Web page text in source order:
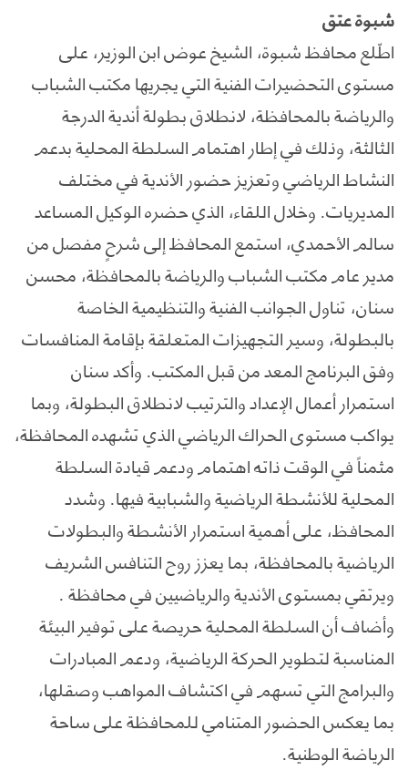
شبوة عتق
اطّلع محافظ شبوة، الشيخ عوض ابن الوزير، على
مستوى التحضيرات الفنية التي يجريها مكتب الشباب
والرياضة بالمحافظة، لانطلاق بطولة أندية الدرجة
الثالثة، وذلك في إطار اهتمام السلطة المحلية بدعم
النشاط الرياضي وتعزيز حضور الأندية في مختلف
المديريات. وخلال اللقاء، الذي حضره الوكيل المساعد
سالم الأحمدي، استمع المحافظ إلى شرحٍ مفصل من
مدير عام مكتب الشباب والرياضة بالمحافظة، محسن
سنان، تناول الجوانب الفنية والتنظيمية الخاصة
بالبطولة، وسير التجهيزات المتعلقة بإقامة المنافسات
وفق البرنامج المعد من قبل المكتب. وأكد سنان
استمرار أعمال الإعداد والترتيب لانطلاق البطولة، وبما
يواكب مستوى الحراك الرياضي الذي تشهده المحافظة،
مثمناً في الوقت ذاته اهتمام ودعم قيادة السلطة
المحلية للأنشطة الرياضية والشبابية فيها. وشدد
المحافظ، على أهمية استمرار الأنشطة والبطولات
الرياضية بالمحافظة، بما يعزز روح التنافس الشريف
ويرتقي بمستوى الأندية والرياضيين في محافظة .
وأضاف أن السلطة المحلية حريصة على توفير البيئة
المناسبة لتطوير الحركة الرياضية، ودعم المبادرات
والبرامج التي تسهم في اكتشاف المواهب وصقلها،
بما يعكس الحضور المتنامي للمحافظة على ساحة
الرياضة الوطنية.